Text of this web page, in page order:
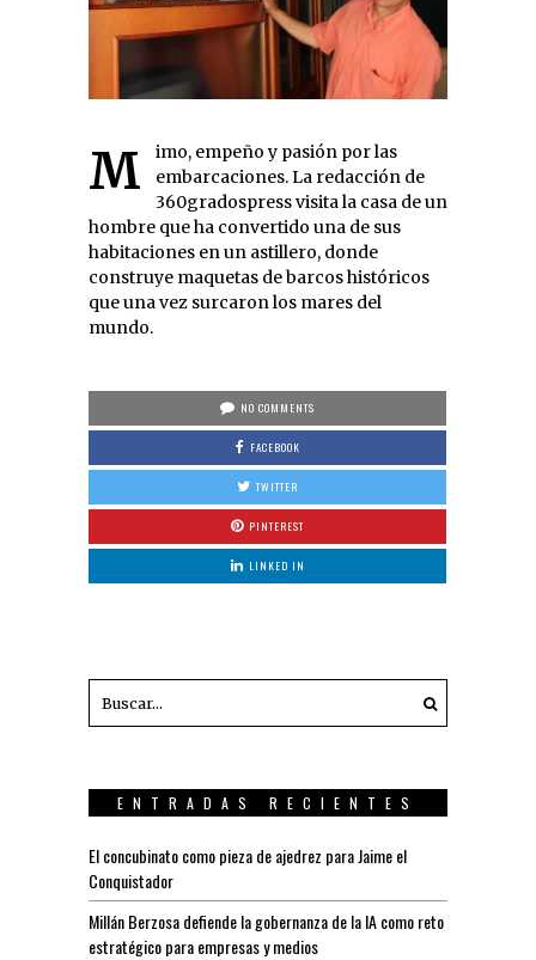
Mimo, empeño y pasión por las
embarcaciones. La redacción de
360gradospress visita la casa de un
hombre que ha convertido una de sus
habitaciones en un astillero, donde
construye maquetas de barcos históricos
que una vez surcaron los mares del
mundo.
NO COMMENTS
FACEBOOK
TWITTER
PINTEREST
LINKED IN
ENTRADAS RECIENTES
El concubinato como pieza de ajedrez para Jaime el
Conquistador
Millán Berzosa defiende la gobernanza de la IA como reto
estratégico para empresas y medios